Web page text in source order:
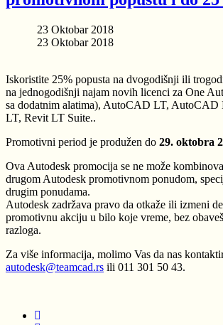
23 Oktobar 2018
23 Oktobar 2018
Iskoristite 25% popusta na dvogodišnji ili
na jednogodišnji najam novih licenci za One
sa dodatnim alatima), AutoCAD LT, AutoCAD
LT, Revit LT Suite..
Promotivni period je produžen do 29. oktobra
Ova Autodesk promocija se ne može
drugom Autodesk promotivnom ponudom,
drugim ponudama.
Autodesk zadržava pravo da otkaže ili izmeni
promotivnu akciju u bilo koje vreme, bez
razloga.
Za više informacija, molimo Vas da nas
autodesk@teamcad.rs ili 011 301 50 43.